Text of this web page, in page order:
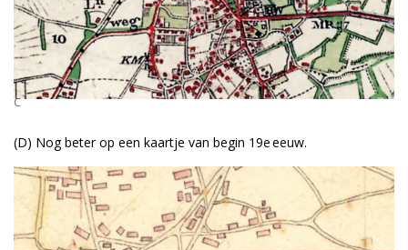
C
(D) Nog beter op een kaartje van begin 19e eeuw.